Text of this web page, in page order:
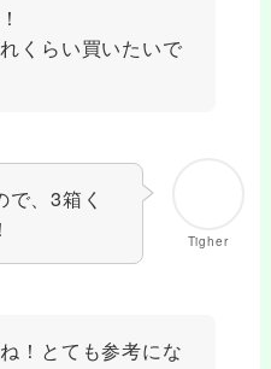
くらい買いたいで
Tigher
、3箱く
！とても参考にな